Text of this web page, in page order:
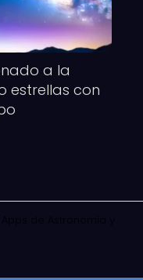
a la
estrellas con
Apps de Astronomía y